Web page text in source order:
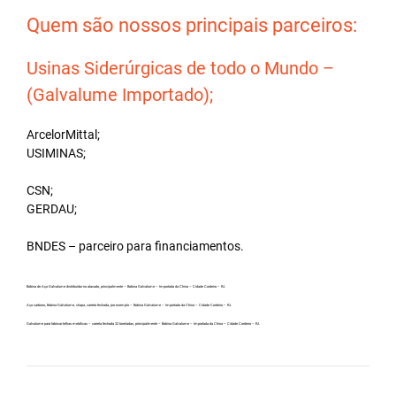
Quem são nossos principais parceiros:
Usinas Siderúrgicas de todo o Mundo –
(Galvalume Importado);
ArcelorMittal;
USIMINAS;
CSN;
GERDAU;
BNDES – parceiro para financiamentos.
Bobina de Aço Galvalume distribuidor no atacado, principalmente – Bobina Galvalume – Importada da China – Cidade Cordeiro – RJ.
Aço carbono, Bobina Galvalume, chapa, carreta fechada, por exemplo – Bobina Galvalume – Importada da China – Cidade Cordeiro – RJ.
Galvalume para fabricar telhas metálicas – carreta fechada 32 toneladas, principalmente – Bobina Galvalume – Importada da China – Cidade Cordeiro – RJ.